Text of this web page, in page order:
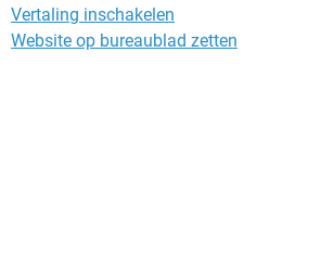
Vertaling inschakelen
Website op bureaublad zetten